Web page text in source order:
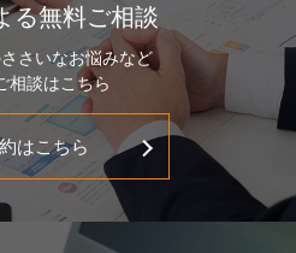
る無料ご相談
さいなお悩みなど
相談はこちら
はこちら